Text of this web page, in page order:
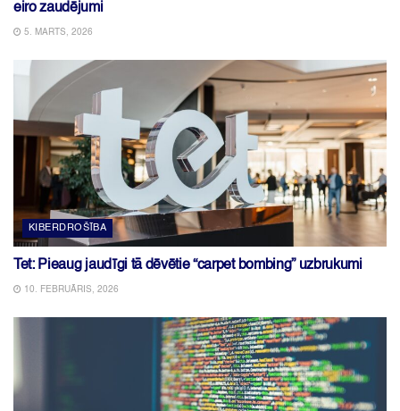
eiro zaudējumi
5. MARTS, 2026
KIBERDROŠĪBA
Tet: Pieaug jaudīgi tā dēvētie “carpet bombing” uzbrukumi
10. FEBRUĀRIS, 2026